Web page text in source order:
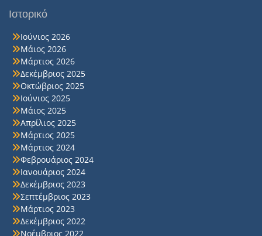
Ιστορικό
Ιούνιος 2026
Μάιος 2026
Μάρτιος 2026
Δεκέμβριος 2025
Οκτώβριος 2025
Ιούνιος 2025
Μάιος 2025
Απρίλιος 2025
Μάρτιος 2025
Μάρτιος 2024
Φεβρουάριος 2024
Ιανουάριος 2024
Δεκέμβριος 2023
Σεπτέμβριος 2023
Μάρτιος 2023
Δεκέμβριος 2022
Νοέμβριος 2022